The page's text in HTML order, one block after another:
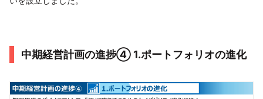
中期経営計画の進捗④ 1.ポートフォリオの進化